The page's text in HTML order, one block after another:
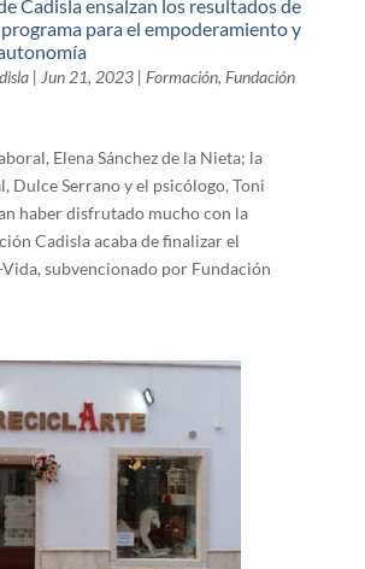
Cadisla ensalzan los resultados de
para el empoderamiento y
| Jun 21, 2023| Formación, Fundación
Elena Sánchez de la Nieta; la
Dulce Serrano y el psicólogo, Toni
haber disfrutado mucho con la
Cadisla acaba de finalizar el
subvencionado por Fundación